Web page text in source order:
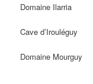
Domaine Ilarria
Cave d’Irouléguy
Domaine Mourguy